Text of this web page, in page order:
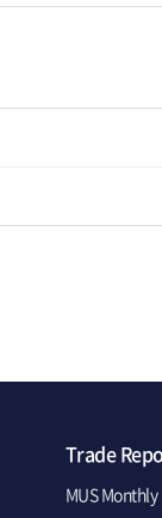
Trade
MUS